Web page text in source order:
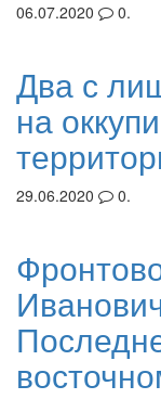
06.07.2020 0.
Два с
на
29.06.2020 0.